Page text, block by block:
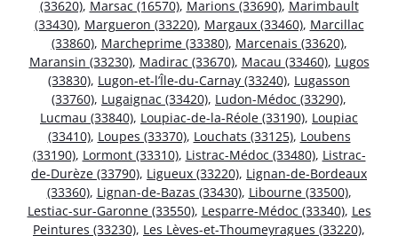
(33620), Marsac (16570), Marions (33690), Marimbault
(33430), Margueron (33220), Margaux (33460), Marcillac
(33860), Marcheprime (33380), Marcenais (33620),
Maransin (33230), Madirac (33670), Macau (33460), Lugos
(33830), Lugon-et-l’Île-du-Carnay (33240), Lugasson
(33760), Lugaignac (33420), Ludon-Médoc (33290),
Lucmau (33840), Loupiac-de-la-Réole (33190), Loupiac
(33410), Loupes (33370), Louchats (33125), Loubens
(33190), Lormont (33310), Listrac-Médoc (33480), Listrac-
de-Durèze (33790), Ligueux (33220), Lignan-de-Bordeaux
(33360), Lignan-de-Bazas (33430), Libourne (33500),
Lestiac-sur-Garonne (33550), Lesparre-Médoc (33340), Les
Peintures (33230), Les Lèves-et-Thoumeyragues (33220),